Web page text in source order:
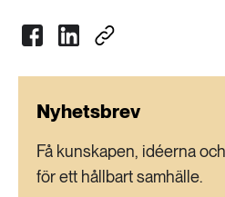
Nyhetsbrev
Få kunskapen, idéerna
för ett hållbart samhälle.